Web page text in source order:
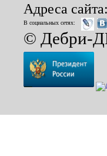
Адреса сайта:
В социальных сетях:
© Дебри-